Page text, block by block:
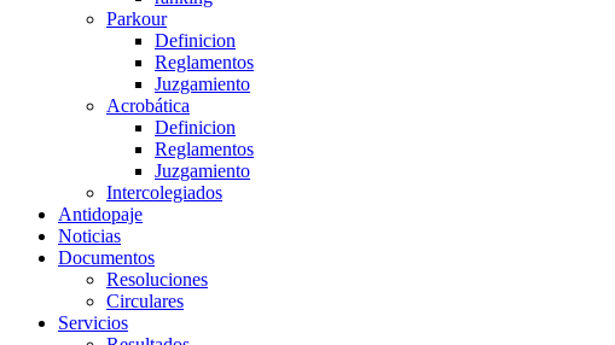
Parkour
Definicion
Reglamentos
Juzgamiento
Acrobática
Definicion
Reglamentos
Juzgamiento
Intercolegiados
Antidopaje
Noticias
Documentos
Resoluciones
Circulares
Servicios